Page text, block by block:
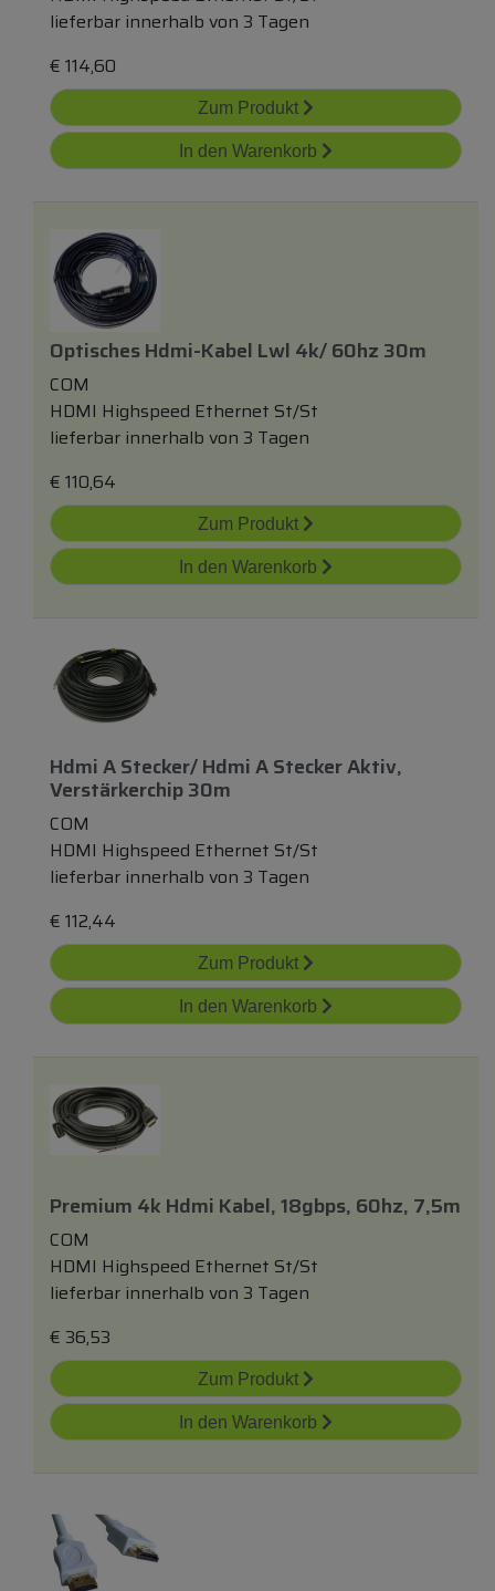
lieferbar innerhalb von 3 Tagen
€ 114,60
Zum Produkt
In den Warenkorb
Optisches Hdmi-Kabel Lwl 4k/ 60hz 30m
COM
HDMI Highspeed Ethernet St/St
lieferbar innerhalb von 3 Tagen
€ 110,64
Zum Produkt
In den Warenkorb
Hdmi A Stecker/ Hdmi A Stecker Aktiv,
Verstärkerchip 30m
COM
HDMI Highspeed Ethernet St/St
lieferbar innerhalb von 3 Tagen
€ 112,44
Zum Produkt
In den Warenkorb
Premium 4k Hdmi Kabel, 18gbps, 60hz, 7,5m
COM
HDMI Highspeed Ethernet St/St
lieferbar innerhalb von 3 Tagen
€ 36,53
Zum Produkt
In den Warenkorb